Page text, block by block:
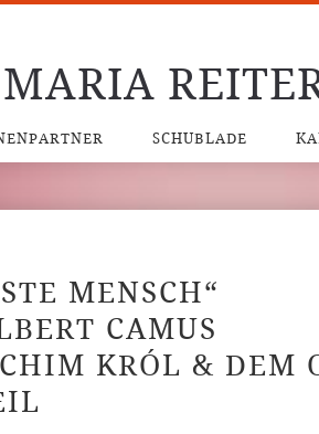
MARIA
SCHUBLADE
MENSCH“
CAMUS
KRÓL & DEM